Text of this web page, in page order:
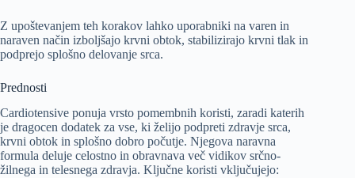
Z upoštevanjem teh korakov lahko uporabniki na varen in
naraven način izboljšajo krvni obtok, stabilizirajo krvni tlak in
podprejo splošno delovanje srca.
Prednosti
Cardiotensive ponuja vrsto pomembnih koristi, zaradi katerih
je dragocen dodatek za vse, ki želijo podpreti zdravje srca,
krvni obtok in splošno dobro počutje. Njegova naravna
formula deluje celostno in obravnava več vidikov srčno-
žilnega in telesnega zdravja. Ključne koristi vključujejo: